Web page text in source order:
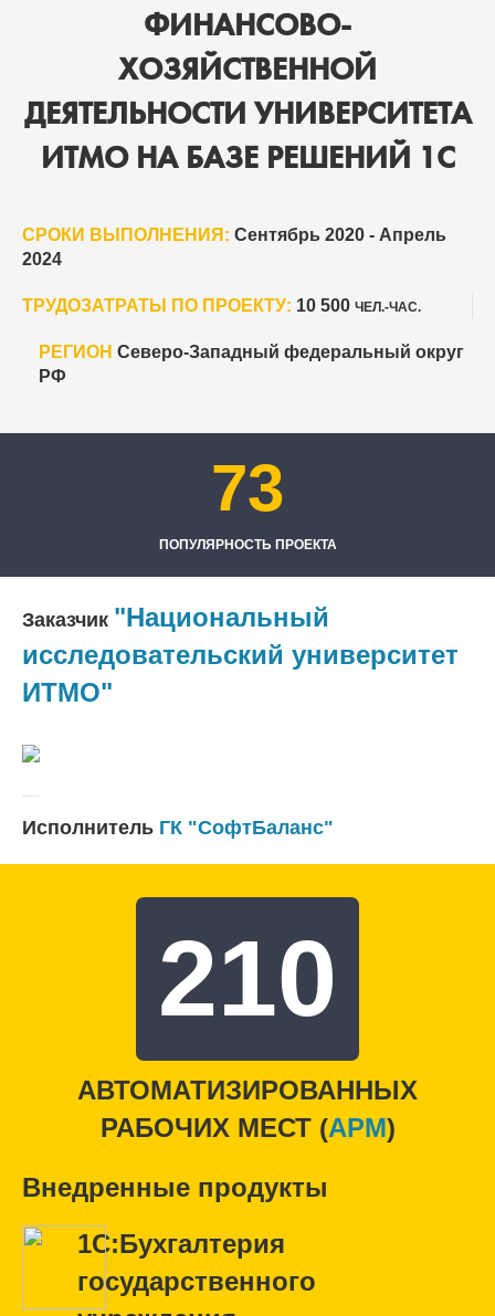
ФИНАНСОВО-
ХОЗЯЙСТВЕННОЙ
ДЕЯТЕЛЬНОСТИ УНИВЕРСИТЕТА
ИТМО НА БАЗЕ РЕШЕНИЙ 1С
СРОКИ ВЫПОЛНЕНИЯ: Сентябрь 2020 - Апрель
2024
ТРУДОЗАТРАТЫ ПО ПРОЕКТУ: 10 500 ЧЕЛ.-ЧАС.
РЕГИОН Северо-Западный федеральный округ
РФ
73
ПОПУЛЯРНОСТЬ ПРОЕКТА
Заказчик "Национальный
исследовательский университет
ИТМО"
Исполнитель ГК "СофтБаланс"
210
АВТОМАТИЗИРОВАННЫХ
РАБОЧИХ МЕСТ (APM)
Внедренные продукты
1С:Бухгалтерия
государственного